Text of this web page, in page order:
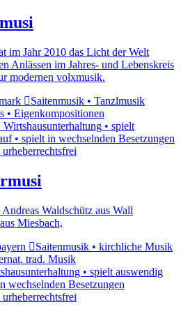
im Jahr 2010 das Licht der Welt
Anlässen im Jahres- und Lebenskreis
modernen volxmusik.
Saitenmusik • Tanzlmusik
• Eigenkompositionen
• spielt
• spielt in wechselnden Besetzungen
Waldschütz aus Wall
Miesbach,
Saitenmusik • kirchliche Musik
trad. Musik
• spielt auswendig
wechselnden Besetzungen